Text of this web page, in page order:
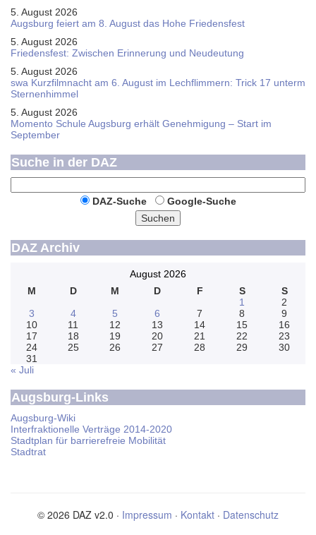
5. August 2026
Augsburg feiert am 8. August das Hohe Friedensfest
5. August 2026
Friedensfest: Zwischen Erinnerung und Neudeutung
5. August 2026
swa Kurz­film­nacht am 6. August im Lech­flim­mern: Trick 17 unterm
Sternen­himmel
5. August 2026
Momento Schule Augsburg erhält Genehmigung – Start im
September
Suche in der DAZ
DAZ-Suche
Google-Suche
Suchen
DAZ Archiv
August 2026
M
D M D F S
S
1
2
3
4 5 6 7 8
9
10
11 12 13 14 15
16
17
18 19 20 21 22
23
24
25 26 27 28 29
30
31
« Juli
Augsburg-Links
Augsburg-Wiki
Interfraktionelle Verträge 2014-2020
Stadtplan für barrierefreie Mobilität
Stadtrat
© 2026 DAZ v2.0 · Impressum · Kontakt · Datenschutz